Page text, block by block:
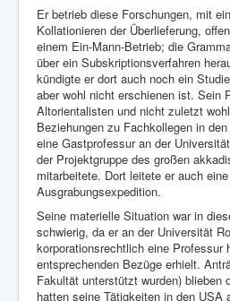
Er betrieb diese Forschungen, mit
Kollationieren der Überlieferung,
einem Ein-Mann-Betrieb; die
über ein Subskriptionsverfahren
kündigte er dort auch noch ein
aber wohl nicht erschienen ist. Sein
Altorientalisten und nicht zuletzt
Beziehungen zu Fachkollegen in
eine Gastprofessur an der
der Projektgruppe des großen
mitarbeitete. Dort leitete er auch
Ausgrabungsexpedition.
Seine materielle Situation war in
schwierig, da er an der Universität
korporationsrechtlich eine Professur
entsprechenden Bezüge erhielt.
Fakultät unterstützt wurden) blieben
hatten seine Tätigkeiten in den USA